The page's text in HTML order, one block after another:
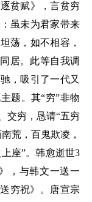
贫赋》，言贫穷
虽未为君家带来
荡，如不相容，
居。此等自我调
，吸引了一代又
题。其“穷”非物
交穷，恳请“五穷
荒，百鬼欺凌，
座”。韩愈逝世3
，与韩文一送一
穷祝》。唐宣宗